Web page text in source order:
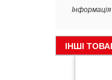
ІНШІ